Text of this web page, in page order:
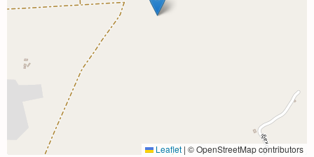
Leaflet | © OpenStreetMap contributors